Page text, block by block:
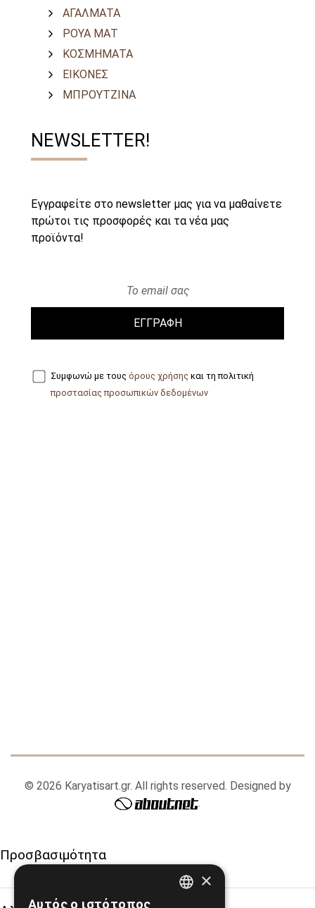
ΑΓΑΛΜΑΤΑ
ΡΟΥΑ ΜΑΤ
ΚΟΣΜΗΜΑΤΑ
ΕΙΚΟΝΕΣ
ΜΠΡΟΥΤΖΙΝΑ
NEWSLETTER!
Εγγραφείτε στο newsletter μας για να μαθαίνετε
πρώτοι τις προσφορές και τα νέα μας
προϊόντα!
ΕΓΓΡΑΦΗ
Συμφωνώ με τους όρους χρήσης και τη πολιτική
προστασίας προσωπικών δεδομένων
© 2026 Karyatisart.gr. All rights reserved. Designed by
.
Προσβασιμότητα
×
Αυτός ο ιστότοπος